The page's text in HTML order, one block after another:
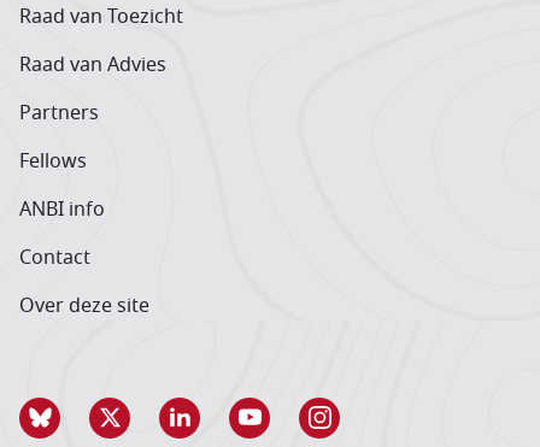
Raad van Toezicht
Raad van Advies
Partners
Fellows
ANBI info
Contact
Over deze site